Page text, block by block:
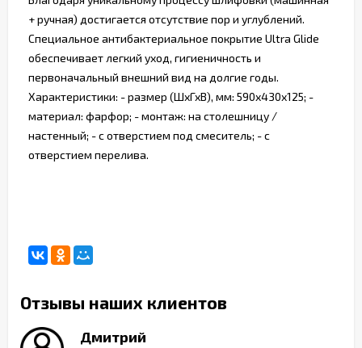
+ ручная) достигается отсутствие пор и углублений.
Специальное антибактериальное покрытие Ultra Glide
обеспечивает легкий уход, гигиеничность и
первоначальный внешний вид на долгие годы.
Характеристики: - размер (ШхГхВ), мм: 590х430х125; -
материал: фарфор; - монтаж: на столешницу /
настенный; - с отверстием под смеситель; - с
отверстием перелива.
Отзывы наших клиентов
Дмитрий